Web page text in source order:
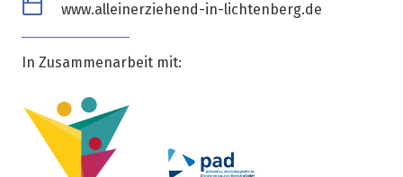
www.alleinerziehend-in-lichtenberg.de
In Zusammenarbeit mit: